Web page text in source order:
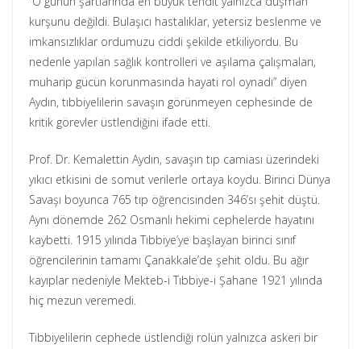
kurşunu değildi. Bulaşıcı hastalıklar, yetersiz beslenme ve
imkansızlıklar ordumuzu ciddi şekilde etkiliyordu. Bu
nedenle yapılan sağlık kontrolleri ve aşılama çalışmaları,
muharip gücün korunmasında hayati rol oynadı” diyen
Aydın, tıbbiyelilerin savaşın görünmeyen cephesinde de
kritik görevler üstlendiğini ifade etti.
Prof. Dr. Kemalettin Aydın, savaşın tıp camiası üzerindeki
yıkıcı etkisini de somut verilerle ortaya koydu. Birinci Dünya
Savaşı boyunca 765 tıp öğrencisinden 346’sı şehit düştü.
Aynı dönemde 262 Osmanlı hekimi cephelerde hayatını
kaybetti. 1915 yılında Tıbbiye’ye başlayan birinci sınıf
öğrencilerinin tamamı Çanakkale’de şehit oldu. Bu ağır
kayıplar nedeniyle Mekteb-i Tıbbiye-i Şahane 1921 yılında
hiç mezun veremedi.
Tıbbiyelilerin cephede üstlendiği rolün yalnızca askeri bir